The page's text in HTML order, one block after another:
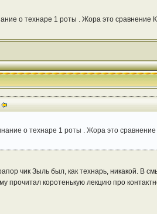
о технаре 1 роты . Жора это сравнение
о технаре 1 роты . Жора это
чик Зыль был, как технарь, никакой.
прочитал коротенькую лекцию про